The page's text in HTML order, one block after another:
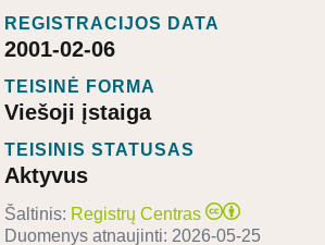
REGISTRACIJOS DATA
2001-02-06
TEISINĖ FORMA
Viešoji įstaiga
TEISINIS STATUSAS
Aktyvus
Šaltinis: Registrų Centras
Duomenys atnaujinti: 2026-05-25